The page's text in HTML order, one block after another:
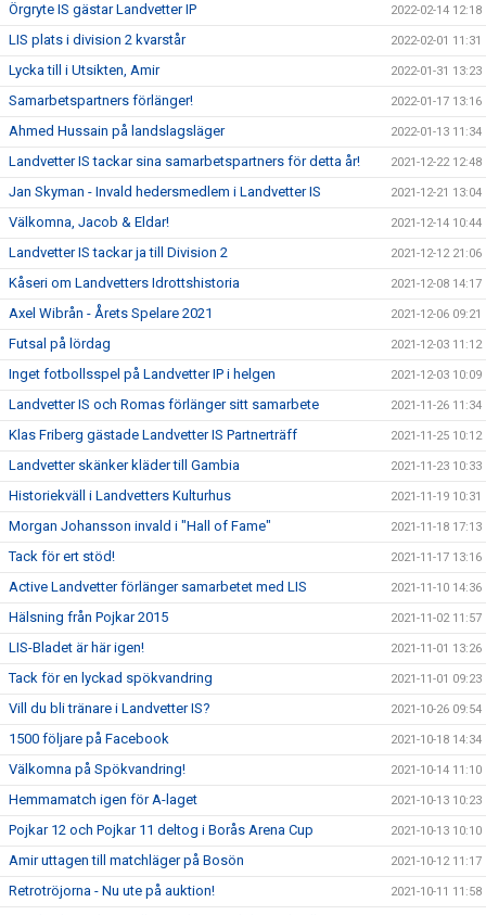
Örgryte IS gästar Landvetter IP 2022-02-14 12:18
LIS plats i division 2 kvarstår 2022-02-01 11:31
Lycka till i Utsikten, Amir 2022-01-31 13:23
Samarbetspartners förlänger! 2022-01-17 13:16
Ahmed Hussain på landslagsläger 2022-01-13 11:34
Landvetter IS tackar sina samarbetspartners för detta år! 2021-12-22 12:48
Jan Skyman - Invald hedersmedlem i Landvetter IS 2021-12-21 13:04
Välkomna, Jacob & Eldar! 2021-12-14 10:44
Landvetter IS tackar ja till Division 2 2021-12-12 21:06
Kåseri om Landvetters Idrottshistoria 2021-12-08 14:17
Axel Wibrån - Årets Spelare 2021 2021-12-06 09:21
Futsal på lördag 2021-12-03 11:12
Inget fotbollsspel på Landvetter IP i helgen 2021-12-03 10:09
Landvetter IS och Romas förlänger sitt samarbete 2021-11-26 11:34
Klas Friberg gästade Landvetter IS Partnerträff 2021-11-25 10:12
Landvetter skänker kläder till Gambia 2021-11-23 10:33
Historiekväll i Landvetters Kulturhus 2021-11-19 10:31
Morgan Johansson invald i "Hall of Fame" 2021-11-18 17:13
Tack för ert stöd! 2021-11-17 13:16
Active Landvetter förlänger samarbetet med LIS 2021-11-10 14:36
Hälsning från Pojkar 2015 2021-11-02 11:57
LIS-Bladet är här igen! 2021-11-01 13:26
Tack för en lyckad spökvandring 2021-11-01 09:23
Vill du bli tränare i Landvetter IS? 2021-10-26 09:54
1500 följare på Facebook 2021-10-18 14:34
Välkomna på Spökvandring! 2021-10-14 11:10
Hemmamatch igen för A-laget 2021-10-13 10:23
Pojkar 12 och Pojkar 11 deltog i Borås Arena Cup 2021-10-13 10:10
Amir uttagen till matchläger på Bosön 2021-10-12 11:17
Retrotröjorna - Nu ute på auktion! 2021-10-11 11:58